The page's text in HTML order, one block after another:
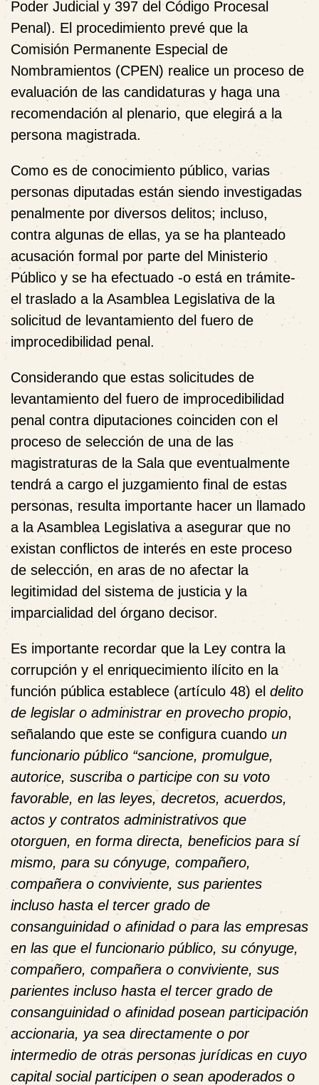
Poder Judicial y 397 del Código Procesal
Penal). El procedimiento prevé que la
Comisión Permanente Especial de
Nombramientos (CPEN) realice un proceso de
evaluación de las candidaturas y haga una
recomendación al plenario, que elegirá a la
persona magistrada.
Como es de conocimiento público, varias
personas diputadas están siendo investigadas
penalmente por diversos delitos; incluso,
contra algunas de ellas, ya se ha planteado
acusación formal por parte del Ministerio
Público y se ha efectuado -o está en trámite-
el traslado a la Asamblea Legislativa de la
solicitud de levantamiento del fuero de
improcedibilidad penal.
Considerando que estas solicitudes de
levantamiento del fuero de improcedibilidad
penal contra diputaciones coinciden con el
proceso de selección de una de las
magistraturas de la Sala que eventualmente
tendrá a cargo el juzgamiento final de estas
personas, resulta importante hacer un llamado
a la Asamblea Legislativa a asegurar que no
existan conflictos de interés en este proceso
de selección, en aras de no afectar la
legitimidad del sistema de justicia y la
imparcialidad del órgano decisor.
Es importante recordar que la Ley contra la
corrupción y el enriquecimiento ilícito en la
función pública establece (artículo 48) el delito
de legislar o administrar en provecho propio,
señalando que este se configura cuando un
funcionario público “sancione, promulgue,
autorice, suscriba o participe con su voto
favorable, en las leyes, decretos, acuerdos,
actos y contratos administrativos que
otorguen, en forma directa, beneficios para sí
mismo, para su cónyuge, compañero,
compañera o conviviente, sus parientes
incluso hasta el tercer grado de
consanguinidad o afinidad o para las empresas
en las que el funcionario público, su cónyuge,
compañero, compañera o conviviente, sus
parientes incluso hasta el tercer grado de
consanguinidad o afinidad posean participación
accionaria, ya sea directamente o por
intermedio de otras personas jurídicas en cuyo
capital social participen o sean apoderados o